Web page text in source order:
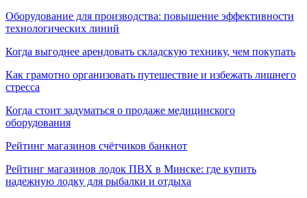
Оборудование для производства: повышение эффективности
технологических линий
Когда выгоднее арендовать складскую технику, чем покупать
Как грамотно организовать путешествие и избежать лишнего
стресса
Когда стоит задуматься о продаже медицинского
оборудования
Рейтинг магазинов счётчиков банкнот
Рейтинг магазинов лодок ПВХ в Минске: где купить
надежную лодку для рыбалки и отдыха